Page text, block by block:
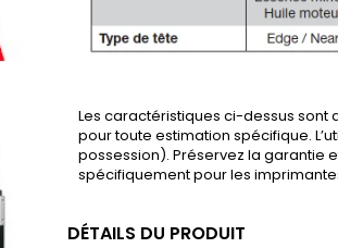
Les caractéristiques ci-dessus sont
pour toute estimation spécifique.
possession). Préservez la garantie
spécifiquement pour les
DÉTAILS DU PRODUIT